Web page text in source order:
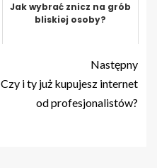
Jak wybrać znicz na grób
bliskiej osoby?
Następny
Czy i ty już kupujesz internet
od profesjonalistów?